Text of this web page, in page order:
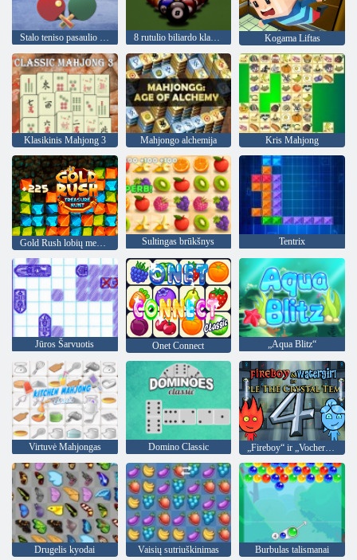
Stalo teniso pasaulio turas 8 rutulio biliardo klasika Kogama Liftas
Klasikinis Mahjong 3 Mahjongo alchemija Kris Mahjong
Sultingas brūkšnys Tentrix
Jūros Šarvuotis Onet Connect „Aqua Blitz“
Virtuvė Mahjongas Domino Classic „Fireboy“ ir „Vochergirl 4“: „Crystal Temple“
Drugelis kyodai Vaisių sutriuškinimas Burbulas talismanai